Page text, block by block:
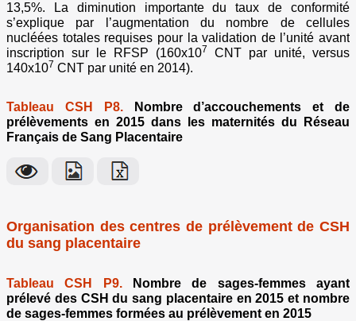
13,5%. La diminution importante du taux de conformité
s’explique par l’augmentation du nombre de cellules
nucléées totales requises pour la validation de l’unité avant
inscription sur le RFSP (160x107
CNT par unité, versus
140x107 CNT par unité en 2014).
Tableau CSH P8.Nombre d’accouchements et de
prélèvements en 2015 dans les maternités du Réseau
Français de Sang Placentaire
Organisation des centres de prélèvement de CSH
du sang placentaire
Tableau CSH P9.Nombre de sages-femmes ayant
prélevé des CSH du sang placentaire en 2015 et nombre
de sages-femmes formées au prélèvement en 2015